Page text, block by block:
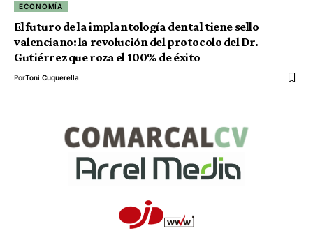
ECONOMÍA
El futuro de la implantología dental tiene sello
valenciano: la revolución del protocolo del Dr.
Gutiérrez que roza el 100% de éxito
PorToni Cuquerella